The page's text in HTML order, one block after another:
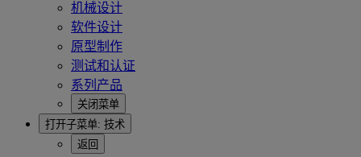
机械设计
软件设计
原型制作
测试和认证
系列产品
关闭菜单
打开子菜单: 技术
返回